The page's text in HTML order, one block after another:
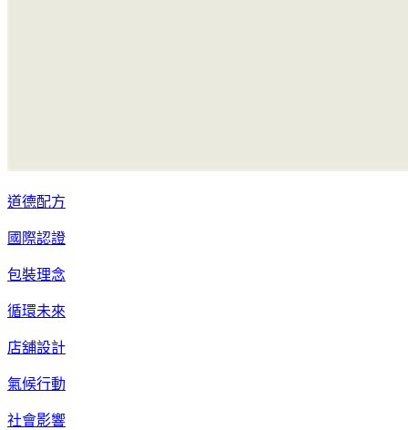
道德配方
國際認證
包裝理念
循環未來
店舖設計
氣候行動
社會影響